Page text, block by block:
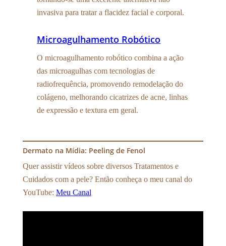
invasiva para tratar a flacidez facial e corporal.
Microagulhamento Robótico
O microagulhamento robótico combina a ação
das microagulhas com tecnologias de
radiofrequência, promovendo remodelação do
colágeno, melhorando cicatrizes de acne, linhas
de expressão e textura em geral.
Dermato na Mídia: Peeling de Fenol
Quer assistir vídeos sobre diversos Tratamentos e
Cuidados com a pele? Então conheça o meu canal do
YouTube: Meu Canal